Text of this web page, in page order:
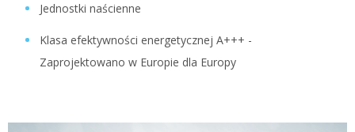
Jednostki naścienne
Klasa efektywności energetycznej A+++ -
Zaprojektowano w Europie dla Europy